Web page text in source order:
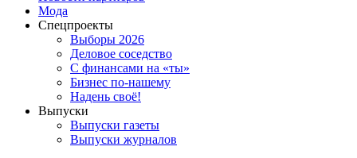
Мода
Спецпроекты
Выборы 2026
Деловое соседство
С финансами на «ты»
Бизнес по-нашему
Надень своё!
Выпуски
Выпуски газеты
Выпуски журналов